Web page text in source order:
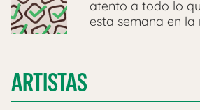
atento a todo lo
esta semana en la
ARTISTAS